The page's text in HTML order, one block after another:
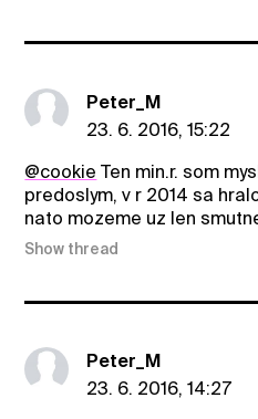
Peter_M
23. 6. 2016, 15:22
@cookie Ten min.r. som
predoslym, v r 2014 sa
nato mozeme uz len
Show thread
Peter_M
23. 6. 2016, 14:27